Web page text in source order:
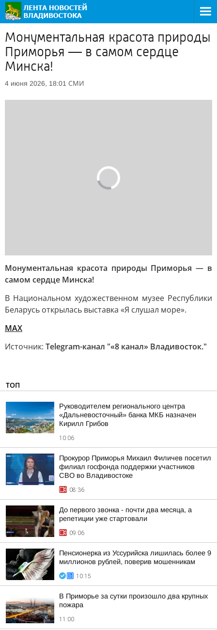
Монументальная красота природы
Приморья — в самом сердце
Минска!
4 июня 2026, 18:01 СМИ
Монументальная красота природы Приморья — в
самом сердце Минска!
В Национальном художественном музее Республики
Беларусь открылась выставка «Я слушал море».
MAX
Источник: Telegram-канал "«8 канал» Владивосток."
ТОП
Руководителем регионального центра
«Дальневосточный» банка МКБ назначен
Кирилл Грибов
10:06
Прокурор Приморья Михаил Филичев посетил
филиал госфонда поддержки участников
СВО во Владивостоке
08:36
До первого звонка - почти два месяца, а
репетиции уже стартовали
09:06
Пенсионерка из Уссурийска лишилась более 9
миллионов рублей, поверив мошенникам
10:15
В Приморье за сутки произошло два крупных
пожара
11:00